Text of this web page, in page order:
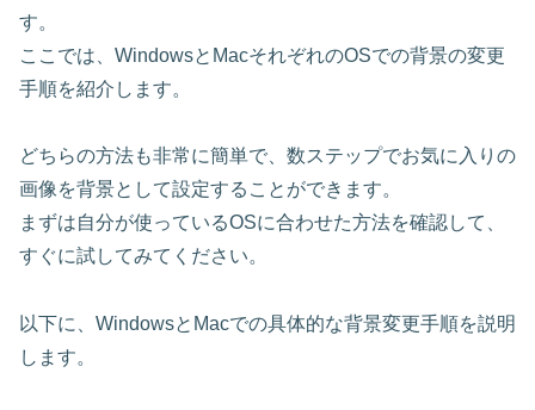
す。
ここでは、WindowsとMacそれぞれのOSでの背景の変更
手順を紹介します。
どちらの方法も非常に簡単で、数ステップでお気に入りの
画像を背景として設定することができます。
まずは自分が使っているOSに合わせた方法を確認して、
すぐに試してみてください。
以下に、WindowsとMacでの具体的な背景変更手順を説明
します。